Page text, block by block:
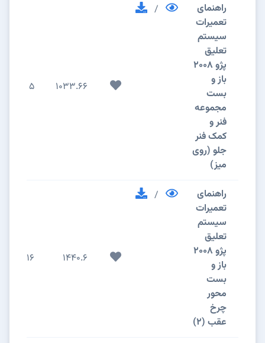
راهنمای
تعمیرات
سیستم
تعلیق
پژو 2008
باز و
بست
مجموعه
فنر و
کمک فنر
جلو (روی
میز)
/
1033.66
5
راهنمای
تعمیرات
سیستم
تعلیق
پژو 2008
باز و
بست
محور
چرخ
عقب (2)
/
1440.6
16